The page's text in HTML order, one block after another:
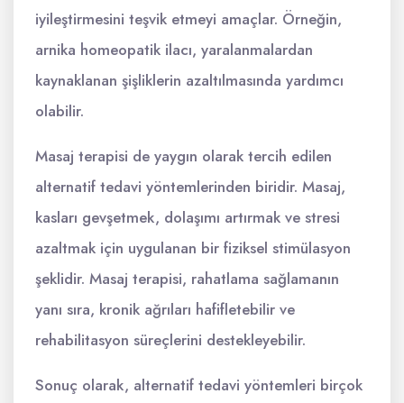
iyileştirmesini teşvik etmeyi amaçlar. Örneğin,
arnika homeopatik ilacı, yaralanmalardan
kaynaklanan şişliklerin azaltılmasında yardımcı
olabilir.
Masaj terapisi de yaygın olarak tercih edilen
alternatif tedavi yöntemlerinden biridir. Masaj,
kasları gevşetmek, dolaşımı artırmak ve stresi
azaltmak için uygulanan bir fiziksel stimülasyon
şeklidir. Masaj terapisi, rahatlama sağlamanın
yanı sıra, kronik ağrıları hafifletebilir ve
rehabilitasyon süreçlerini destekleyebilir.
Sonuç olarak, alternatif tedavi yöntemleri birçok